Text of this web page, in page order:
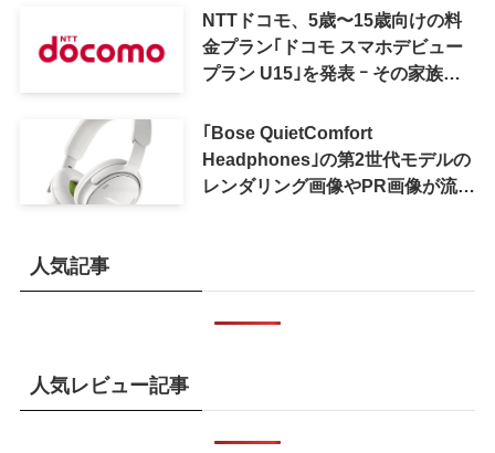
NTTドコモ、5歳〜15歳向けの料
金プラン｢ドコモ スマホデビュー
プラン U15｣を発表 ｰ その家族が
｢Bose QuietComfort
Headphones｣の第2世代モデルの
レンダリング画像やPR画像が流出
人気記事
人気レビュー記事